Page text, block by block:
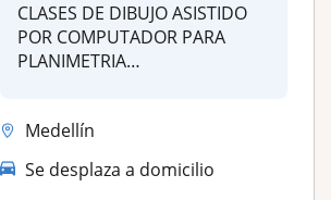
CLASES DE DIBUJO ASISTIDO
POR COMPUTADOR PARA
PLANIMETRIA
Medellín
Se desplaza a domicilio